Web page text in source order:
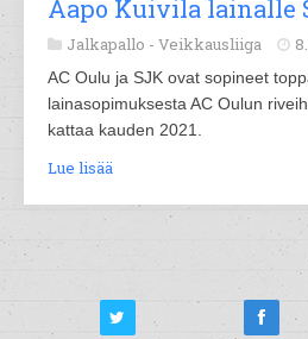
Aapo Kuivila lainalle
Jalkapallo - Veikkausliiga
AC Oulu ja SJK ovat sopineet
lainasopimuksesta AC Oulun
kattaa kauden 2021.
Lue lisää